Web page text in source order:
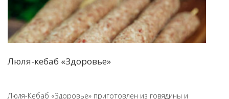
Люля-кебаб «Здоровье»
Люля-Кебаб «Здоровье» приготовлен из говядины и